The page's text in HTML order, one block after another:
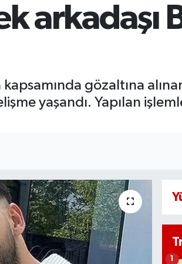
arkadaşı
gözaltına
yaşandı. Yapılan
1